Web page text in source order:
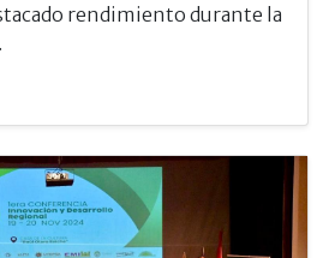
rendimiento durante la